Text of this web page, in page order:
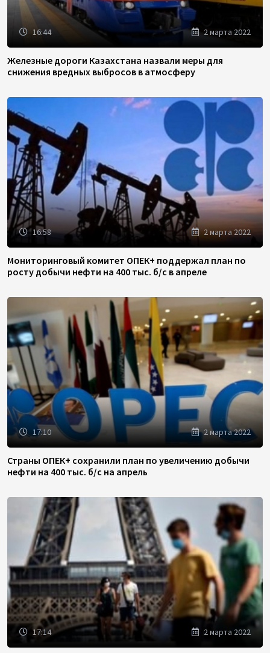
16:44 2 марта 2022
Железные дороги Казахстана назвали меры для
снижения вредных выбросов в атмосферу
16:58 2 марта 2022
Мониторинговый комитет ОПЕК+ поддержал план по
росту добычи нефти на 400 тыс. б/с в апреле
17:10 2 марта 2022
Страны ОПЕК+ сохранили план по увеличению добычи
нефти на 400 тыс. б/с на апрель
17:14 2 марта 2022